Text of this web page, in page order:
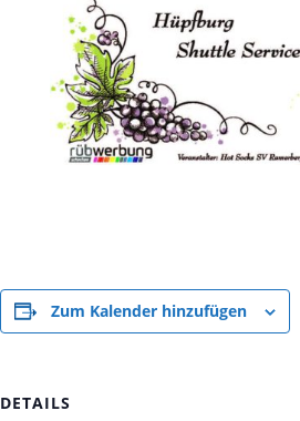
Zum Kalender hinzufügen
DETAILS